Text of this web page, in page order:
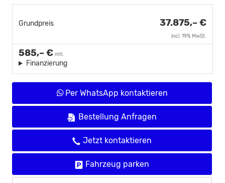
Grundpreis 37.875,– €
incl. 19% MwSt.
585,– € mtl.
Finanzierung
Per WhatsApp kontaktieren
Bestellung Anfragen
Jetzt kontaktieren
Fahrzeug parken